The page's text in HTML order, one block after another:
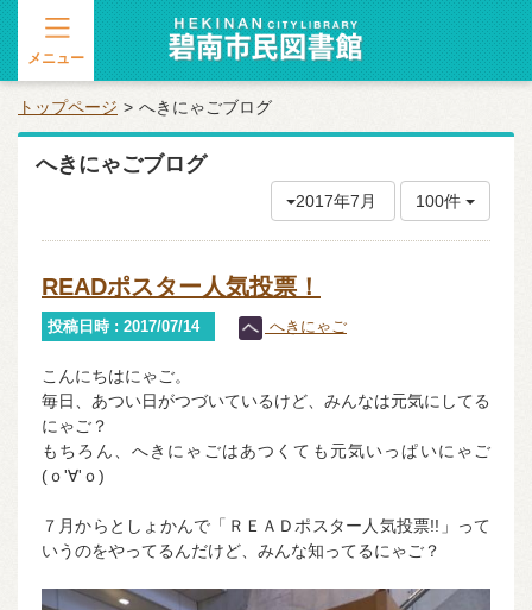
メニュー
トップページ へきにゃごブログ
へきにゃごブログ
2017年7月 100件
READポスター人気投票！
投稿日時 : 2017/07/14 へきにゃご
こんにちはにゃご。
毎日、あつい日がつづいているけど、みんなは元気にしてる
にゃご？
もちろん、へきにゃごはあつくても元気いっぱいにゃご
(ｏ'∀'ｏ)
７月からとしょかんで「ＲＥＡＤポスター人気投票!!」って
いうのをやってるんだけど、みんな知ってるにゃご？